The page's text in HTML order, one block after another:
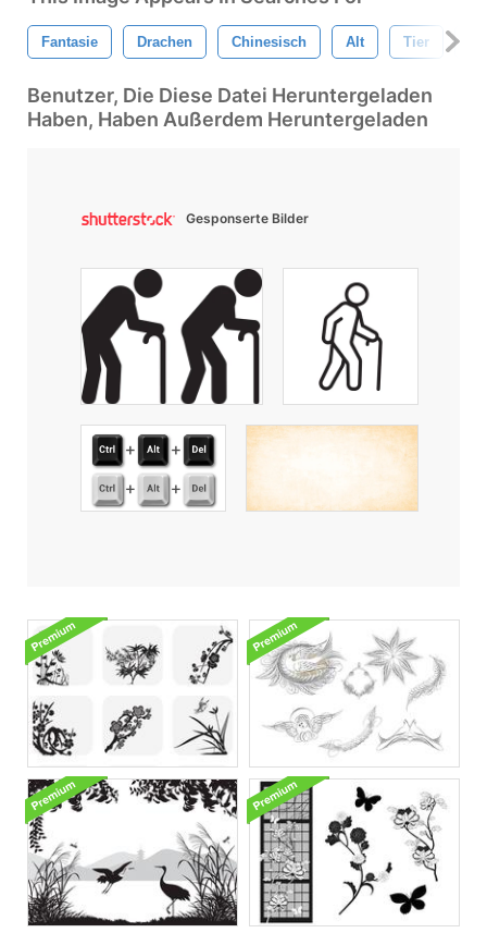
Fantasie Drachen Chinesisch Alt Tier
Benutzer, Die Diese Datei Heruntergeladen
Haben, Haben Außerdem Heruntergeladen
Gesponserte Bilder